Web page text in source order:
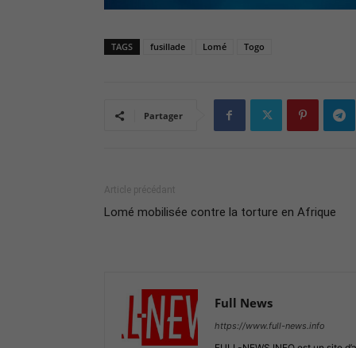
TAGS fusillade Lomé Togo
Partager
Article précédant
Lomé mobilisée contre la torture en Afrique
Full News
https://www.full-news.info